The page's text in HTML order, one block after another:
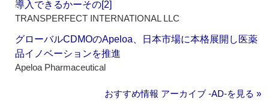
導入できるかーその[2]
TRANSPERFECT INTERNATIONAL LLC
グローバルCDMOのApeloa、日本市場に本格展開し医薬
品イノベーションを推進
Apeloa Pharmaceutical
おすすめ情報 アーカイブ ‐AD‐を見る »